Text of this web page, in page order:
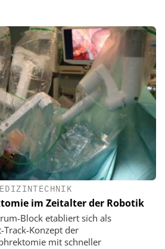
im Zeitalter der Robotik
Block etabliert sich als
Track-Konzept der
mit schneller